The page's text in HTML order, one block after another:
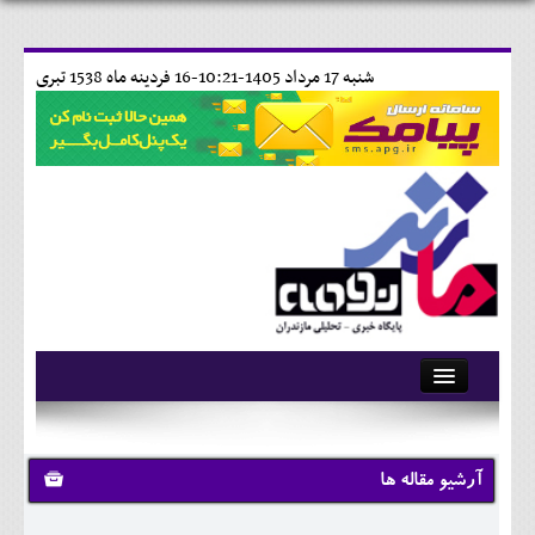
16 فردينه ماه 1538 تبری شنبه 17 مرداد 1405-10:21-
آرشیو
تماس با ما
وبلاگ
آرشیو مقاله ها